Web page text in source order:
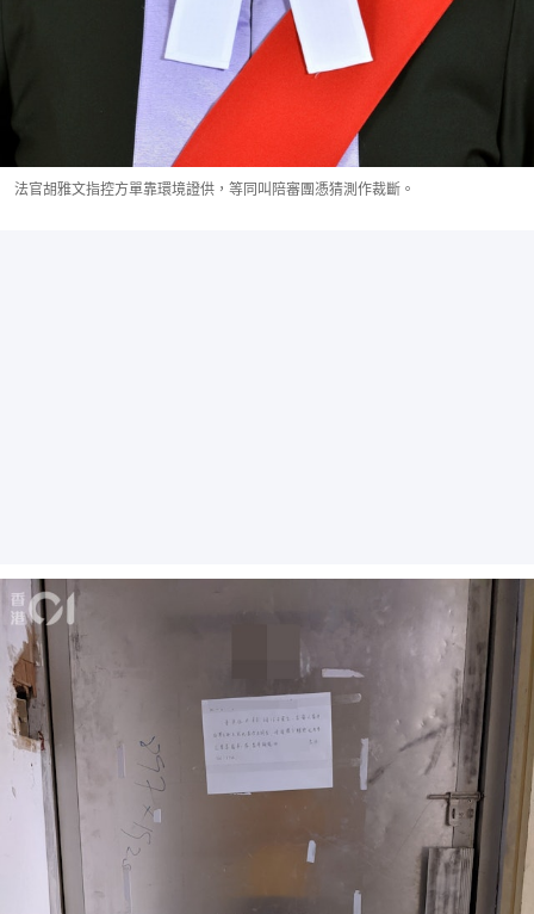
法官胡雅文指控方單靠環境證供，等同叫陪審團憑猜測作裁斷。